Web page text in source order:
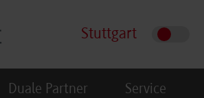
Stuttgart
Duale Partner Service